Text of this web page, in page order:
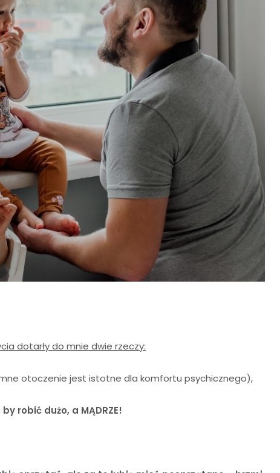
dotarły do mnie dwie rzeczy:
otoczenie jest istotne dla komfortu psychicznego),
robić dużo, a MĄDRZE!